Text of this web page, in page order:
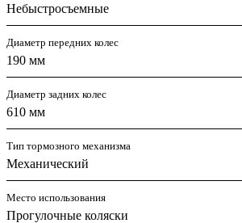
Небыстросъемные
Диаметр передних колес
190 мм
Диаметр задних колес
610 мм
Тип тормозного механизма
Механический
Место использования
Прогулочные коляски